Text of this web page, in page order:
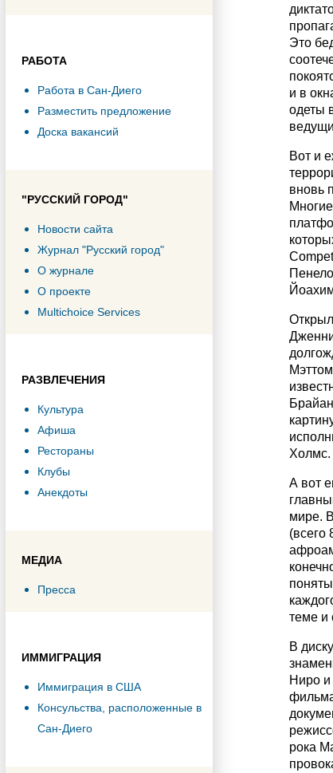
РАБОТА
Работа в Сан-Диего
Разместить предложение
Доска вакансий
"РУССКИЙ ГОРОД"
Новости сайта
Журнал "Русский город"
О журнале
О проекте
Multichoice Services
РАЗВЛЕЧЕНИЯ
Культура
Афиша
Рестораны
Клубы
Анекдоты
МЕДИА
Пресса
ИММИГРАЦИЯ
Иммиграция в США
Консульства, расположенные в
Сан-Диего
Это
и в
одеты
Вот и
вновь
Холмс.
А вот
мире.
теме и
В
Ниро и
рока